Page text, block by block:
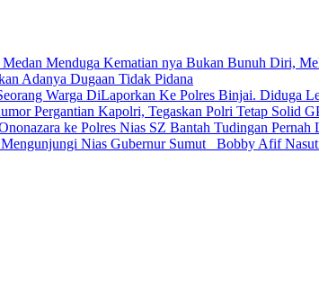
Adanya Dugaan Tidak Pidana
Diduga
SZ Bantah Tudingan Pernah
Gubernur Sumut Bobby Afif